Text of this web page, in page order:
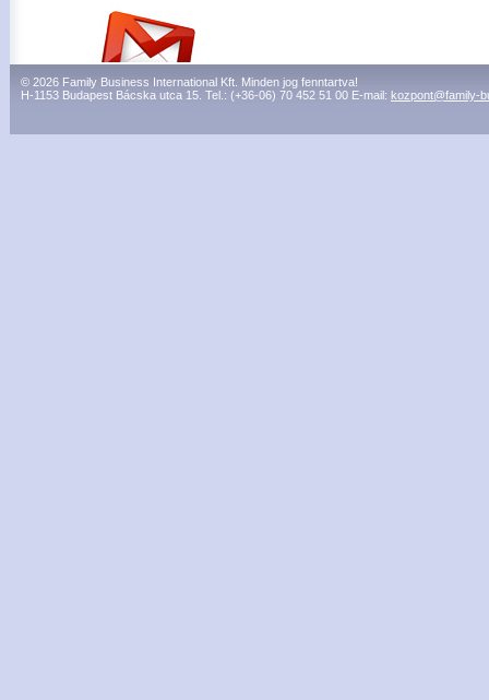
© 2026 Family Business International Kft. Minden jog fenntartva!
H-1153 Budapest Bácska utca 15. Tel.: (+36-06) 70 452 51 00 E-mail: kozpont@family-